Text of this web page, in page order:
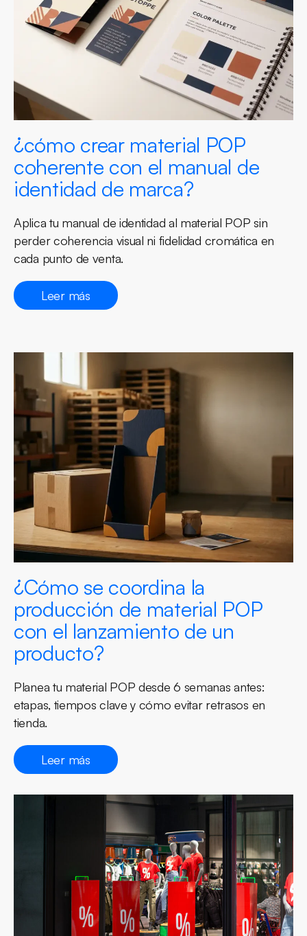
¿cómo crear material POP
coherente con el manual de
identidad de marca?
Aplica tu manual de identidad al material POP sin
perder coherencia visual ni fidelidad cromática en
cada punto de venta.
Leer más
¿Cómo se coordina la
producción de material POP
con el lanzamiento de un
producto?
Planea tu material POP desde 6 semanas antes:
etapas, tiempos clave y cómo evitar retrasos en
tienda.
Leer más